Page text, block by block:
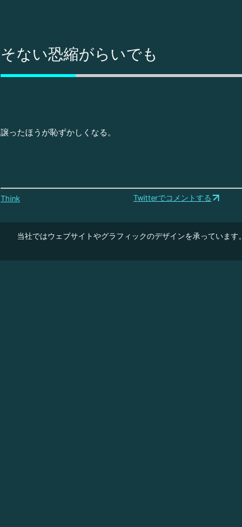
そない恐縮がらいでも
譲ったほうが恥ずかしくなる。
Think Twitterでコメントする
当社ではウェブサイトやグラフィックのデザインを承っています。